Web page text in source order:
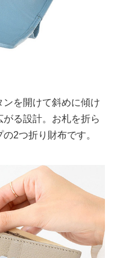
を開けて斜めに傾け
る設計。お札を折ら
2つ折り財布です。